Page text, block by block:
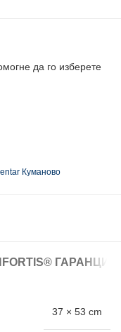
да го изберете
Куманово
FORTIS®
37 × 53 cm